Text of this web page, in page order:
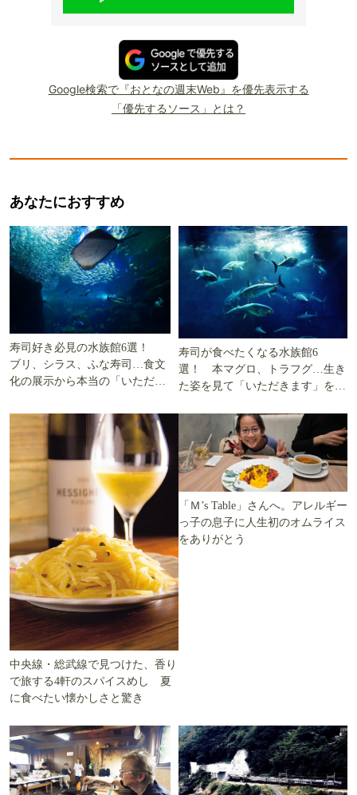
Google検索で『おとなの週末Web』を優先表示する
「優先するソース」とは？
あなたにおすすめ
寿司好き必見の水族館6選！
ブリ、シラス、ふな寿司…食文
化の展示から本当の「いただき
寿司が食べたくなる水族館6
選！ 本マグロ、トラフグ…生き
た姿を見て「いただきます」を考
中央線・総武線で見つけた、香り
で旅する4軒のスパイスめし 夏
に食べたい懐かしさと驚き
「Ｍ’s Table」さんへ。アレルギー
っ子の息子に人生初のオムライス
をありがとう